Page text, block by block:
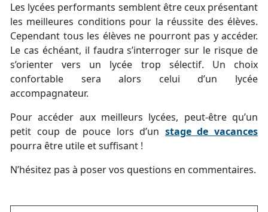
Les lycées performants semblent être ceux présentant
les meilleures conditions pour la réussite des élèves.
Cependant tous les élèves ne pourront pas y accéder.
Le cas échéant, il faudra s’interroger sur le risque de
s’orienter vers un lycée trop sélectif. Un choix
confortable sera alors celui d’un lycée
accompagnateur.
Pour accéder aux meilleurs lycées, peut-être qu’un
petit coup de pouce lors d’un stage de vacances
pourra être utile et suffisant !
N’hésitez pas à poser vos questions en commentaires.